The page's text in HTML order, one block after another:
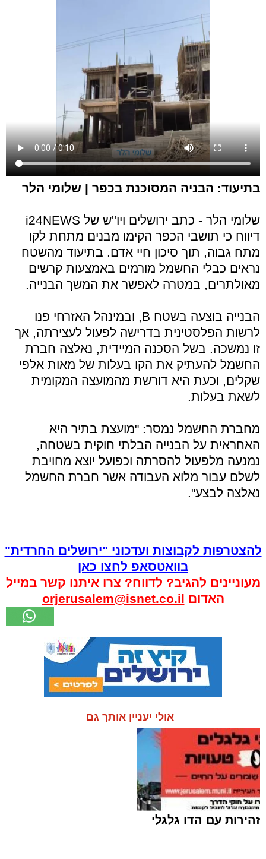
בתיעוד: הבניה המסוכנת בכפר | שלומי הלר
שלומי הלר - כתב ירושלים ויו''ש של i24NEWS
דיווח כי תושבי הכפר הקימו מבנים מתחת לקו
מתח גבוה, תוך סיכון חיי אדם. בתיעוד מהשטח
נראים כבלי החשמל מורמים באמצעות קרשים
מאולתרים, במטרה לאפשר את המשך הבנייה.
הבנייה בוצעה בשטח B, ובמינהל האזרחי פנו
לרשות הפלסטינית בדרישה לפעול לעצירתה, אך
זו נמשכה. בשל הסכנה המיידית, נאלצה חברת
החשמל להעתיק את הקו בעלות של מאות אלפי
שקלים, וכעת היא דורשת מהמועצה המקומית
לשאת בעלות.
מחברת החשמל נמסר: "מועצת בתיר היא
האחראית על הבנייה הבלתי חוקית בשטחה,
נמנעה מלפעול להסרתה וכפועל יוצא מחויבת
לשלם עבור מלוא העבודה אשר חברת החשמל
נאלצה לבצע".
להצטרפות לקבוצות ועדכוני "ירושלים החרדית"
בוואטסאפ לחצו כאן
מעוניינים להגיב? לדווח? צרו איתנו קשר במייל
האדום orjerusalem@isnet.co.il
אולי יעניין אותך גם
זהירות עם הדו גלגלי